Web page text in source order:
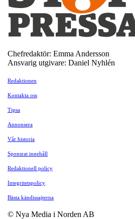
Chefredaktör: Emma Andersson
Ansvarig utgivare: Daniel Nyhlén
Redaktionen
Kontakta oss
Tipsa
Annonsera
Vår historia
Sponsrat innehåll
Redaktionell policy
Integritetspolicy
Bästa kändissajterna
© Nya Media i Norden AB